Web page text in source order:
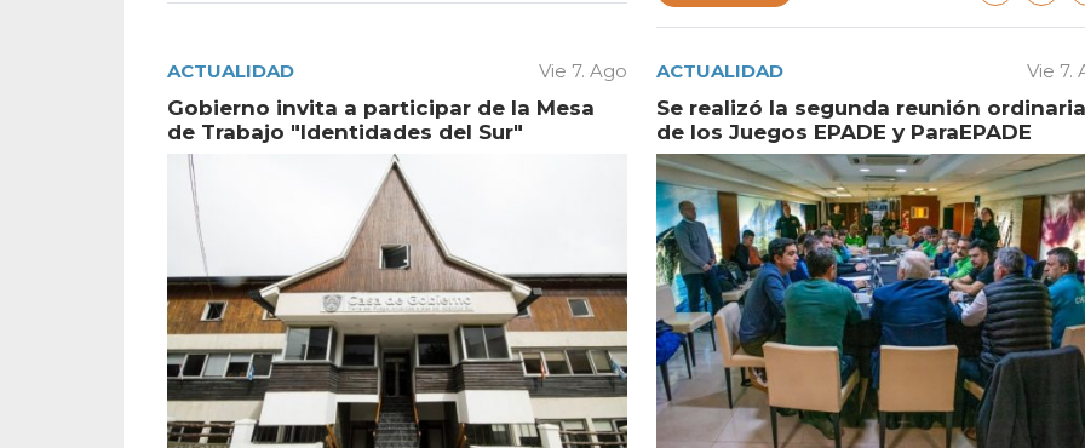
ACTUALIDAD Vie 7. Ago
Gobierno invita a participar de la Mesa
de Trabajo "Identidades del Sur"
ACTUALIDAD Vie 7.
Se realizó la segunda reunión ordinaria
de los Juegos EPADE y ParaEPADE